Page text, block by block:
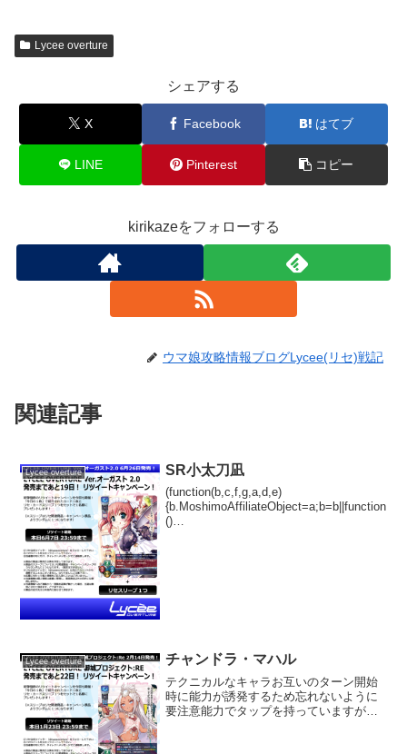
Lycee overture
シェアする
X Facebook はてブ
LINE Pinterest コピー
kirikazeをフォローする
ウマ娘攻略情報ブログLycee(リセ)戦記
関連記事
Lycee overture SR小太刀凪
(function(b,c,f,g,a,d,e)
{b.MoshimoAffiliateObject=a;b=b||function
()
Lycee overture チャンドラ・マハル
テクニカルなキャラお互いのターン開始
時に能力が誘発するため忘れないように
要注意能力でタップを持っていますが条